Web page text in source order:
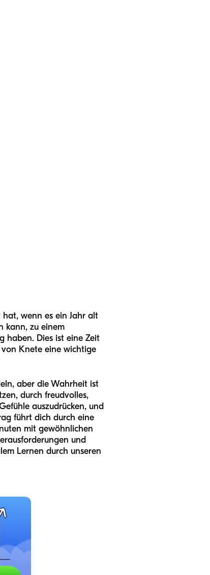
hat, wenn es ein Jahr alt
kann, zu einem
haben. Dies ist eine Zeit
von Knete eine wichtige
aber die Wahrheit ist
durch freudvolles,
auszudrücken, und
führt dich durch eine
mit gewöhnlichen
und
Lernen durch unseren